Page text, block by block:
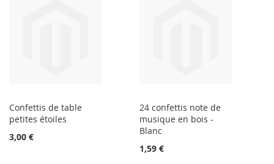
Confettis de table
petites étoiles
3,00 €
24 confettis note de
musique en bois -
Blanc
1,59 €